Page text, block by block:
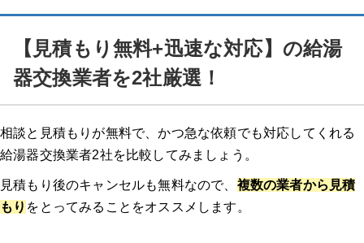
【見積もり無料+迅速な対応】の給湯
器交換業者を2社厳選！
相談と見積もりが無料で、かつ急な依頼でも対応してくれる
給湯器交換業者2社を比較してみましょう。
見積もり後のキャンセルも無料なので、 複数の業者から見積
もり をとってみることをオススメします。